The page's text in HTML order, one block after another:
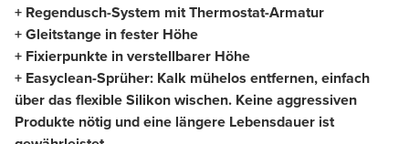
+ Regendusch-System mit Thermostat-Armatur
+ Gleitstange in fester Höhe
+ Fixierpunkte in verstellbarer Höhe
+ Easyclean-Sprüher: Kalk mühelos entfernen, einfach
über das flexible Silikon wischen. Keine aggressiven
Produkte nötig und eine längere Lebensdauer ist